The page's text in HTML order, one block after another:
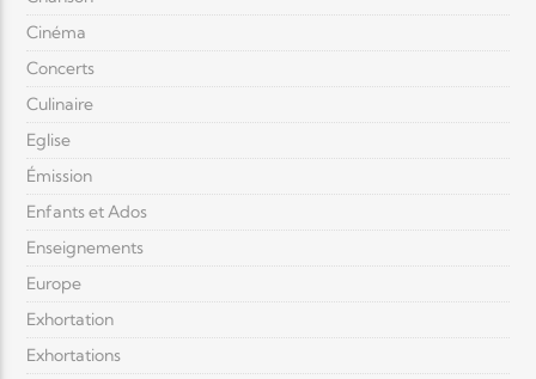
Cinéma
Concerts
Culinaire
Eglise
Émission
Enfants et Ados
Enseignements
Europe
Exhortation
Exhortations